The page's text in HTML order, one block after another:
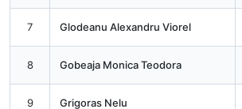
7 Glodeanu Alexandru Viorel
8 Gobeaja Monica Teodora
9 Grigoras Nelu